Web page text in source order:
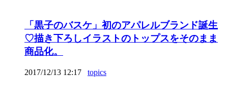
「黒子のバスケ」初のアパレルブランド誕生
♡描き下ろしイラストのトップスをそのまま
商品化。
2017/12/13 12:17 topics